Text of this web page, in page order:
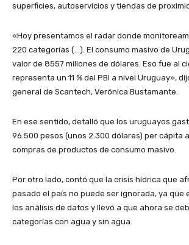
superficies, autoservicios y tiendas de
«Hoy presentamos el radar donde
220 categorías (…). El consumo masivo de
valor de 8557 millones de dólares. Eso fue al
representa un 11 % del PBI a nivel Uruguay»,
general de Scantech, Verónica Bustamante.
En ese sentido, detalló que los uruguayos
96.500 pesos (unos 2.300 dólares) per cápita
compras de productos de consumo masivo.
Por otro lado, contó que la crisis hídrica que
pasado el país no puede ser ignorada, ya que
los análisis de datos y llevó a que ahora se
categorías con agua y sin agua.